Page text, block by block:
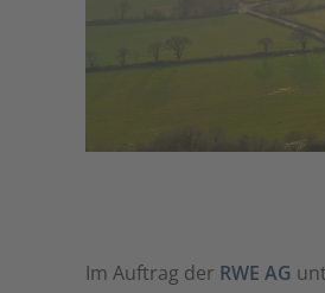
Im Auftrag der RWE AG